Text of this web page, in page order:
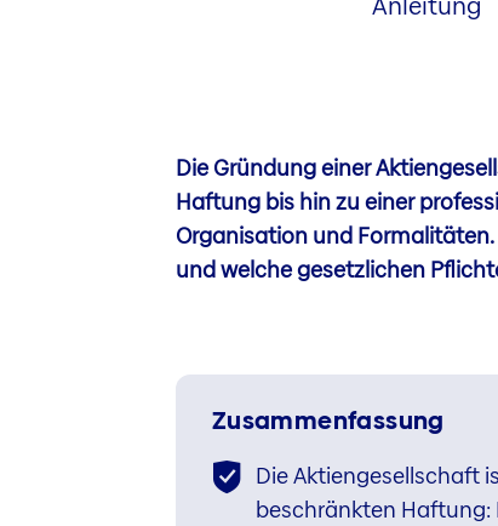
Die Gründung einer
Haftung bis hin zu einer
Organisation und Formalitäten.
und welche gesetzlichen
Zusammenfassung
Die Aktiengesellschaft
beschränkten Haftung: